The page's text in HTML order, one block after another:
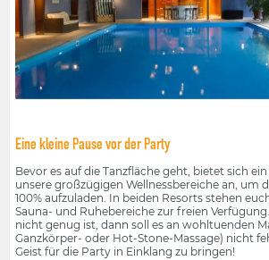
Eine kleine Pause vor der Party
Bevor es auf die Tanzfläche geht, bietet sich
unsere großzügigen Wellnessbereiche an, um
100% aufzuladen. In beiden Resorts stehen
Sauna- und Ruhebereiche zur freien
nicht genug ist, dann soll es an wohltuenden
Ganzkörper- oder Hot-Stone-Massage) nicht
Geist für die Party in Einklang zu bringen!